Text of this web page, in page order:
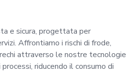
e altri
e sicura, progettata per
Affrontiamo i rischi di frode,
attraverso le nostre tecnologie
riducendo il consumo di